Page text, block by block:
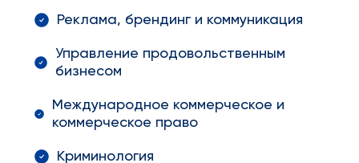
Реклама, брендинг и коммуникация
Управление продовольственным
бизнесом
Международное коммерческое и
коммерческое право
Криминология